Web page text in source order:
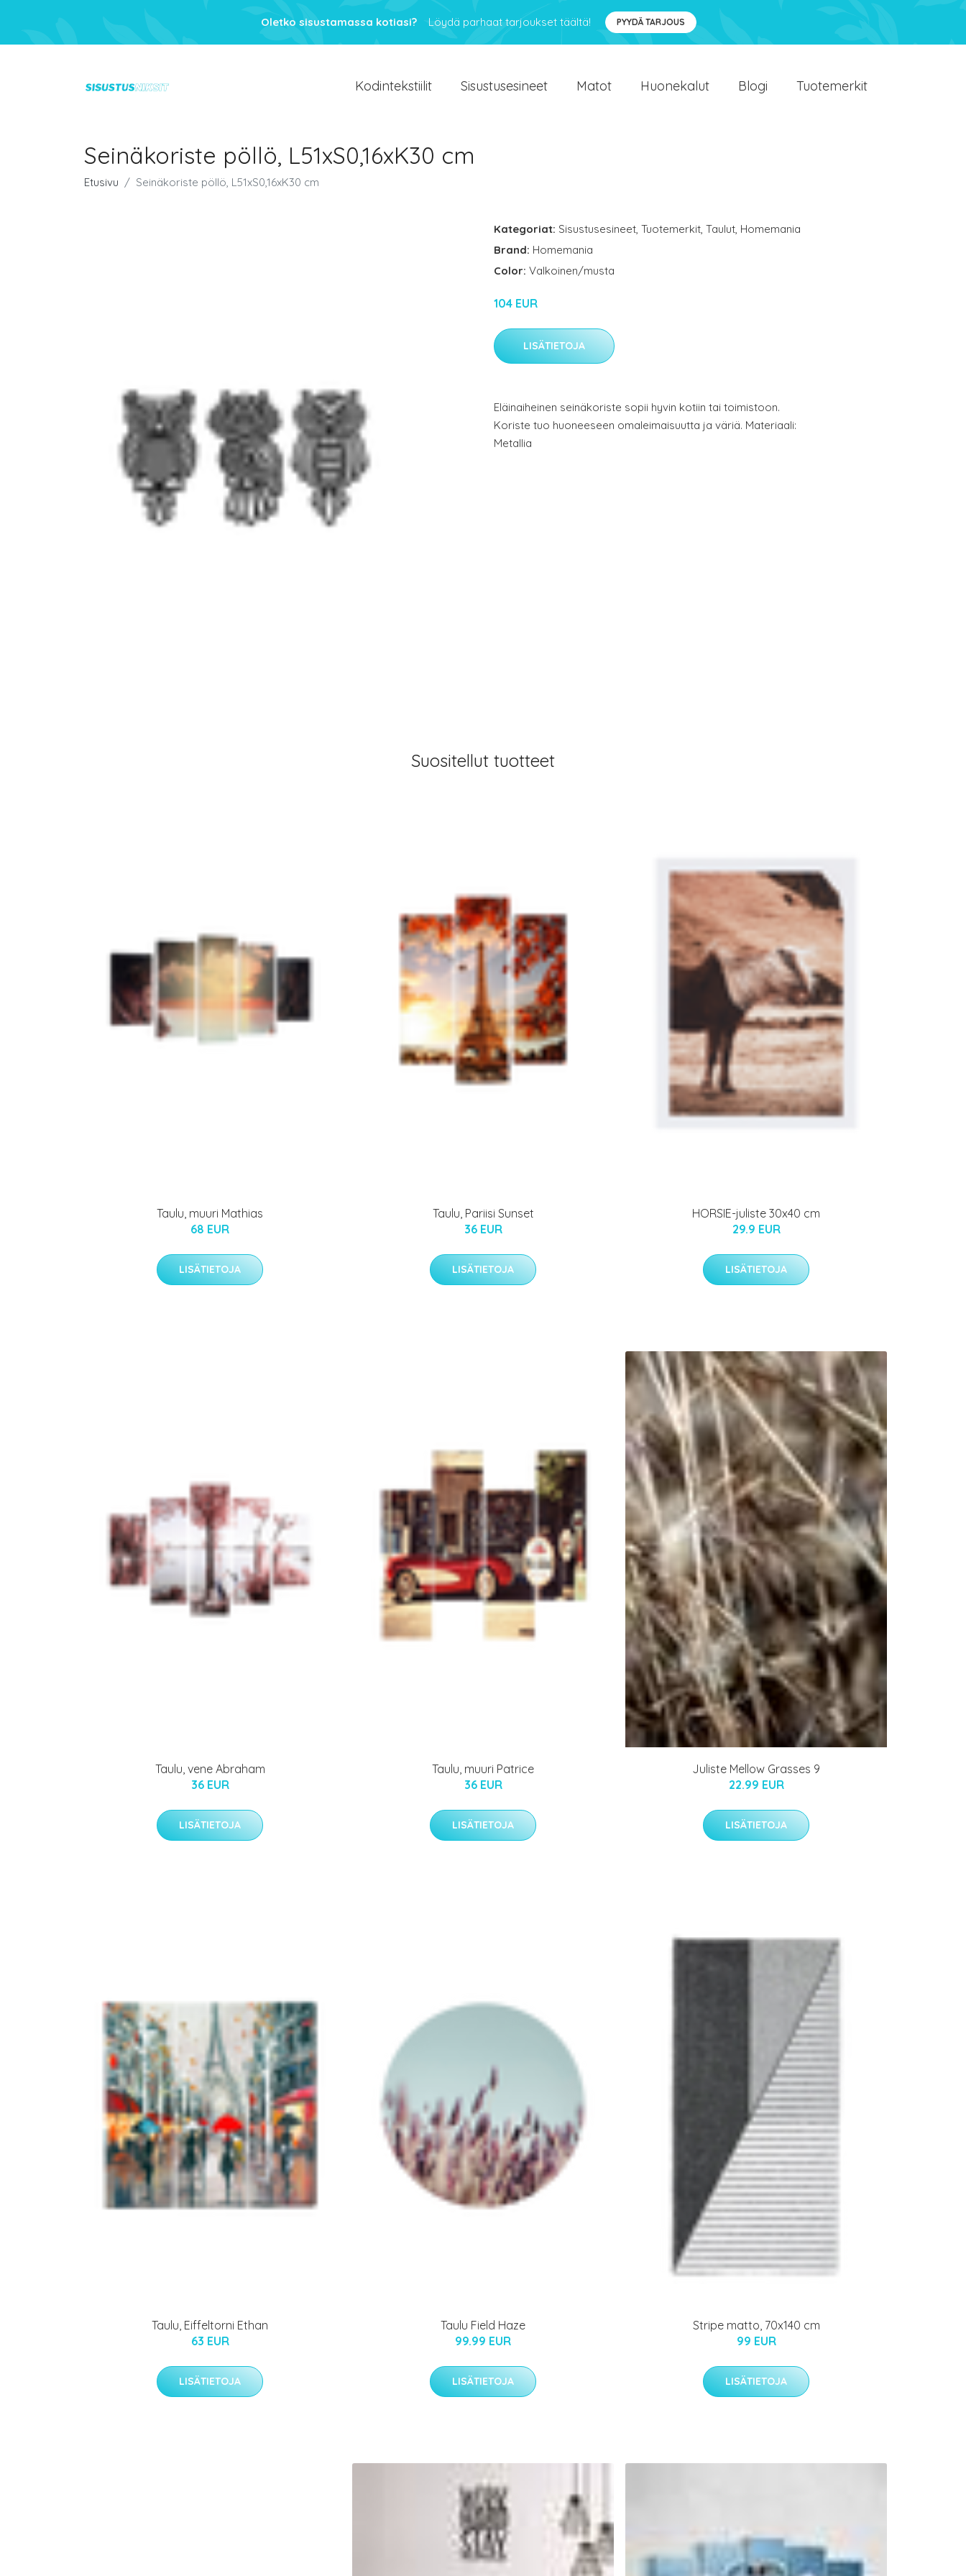
Oletko sisustamassa kotiasi? Löydä parhaat tarjoukset täältä! PYYDÄ TARJOUS
Kodintekstiilit Sisustusesineet Matot Huonekalut Blogi Tuotemerkit
Seinäkoriste pöllö, L51xS0,16xK30 cm
Etusivu Seinäkoriste pöllö, L51xS0,16xK30 cm
Kategoriat: Sisustusesineet, Tuotemerkit, Taulut, Homemania
Brand: Homemania
Color: Valkoinen/musta
104 EUR
LISÄTIETOJA
Eläinaiheinen seinäkoriste sopii hyvin kotiin tai toimistoon.
Koriste tuo huoneeseen omaleimaisuutta ja väriä. Materiaali:
Metallia
Suositellut tuotteet
Taulu, muuri Mathias
68 EUR
LISÄTIETOJA
Taulu, Pariisi Sunset
36 EUR
LISÄTIETOJA
HORSIE-juliste 30x40 cm
29.9 EUR
LISÄTIETOJA
Taulu, vene Abraham
36 EUR
LISÄTIETOJA
Taulu, muuri Patrice
36 EUR
LISÄTIETOJA
Juliste Mellow Grasses 9
22.99 EUR
LISÄTIETOJA
Taulu, Eiffeltorni Ethan
63 EUR
LISÄTIETOJA
Taulu Field Haze
99.99 EUR
LISÄTIETOJA
Stripe matto, 70x140 cm
99 EUR
LISÄTIETOJA